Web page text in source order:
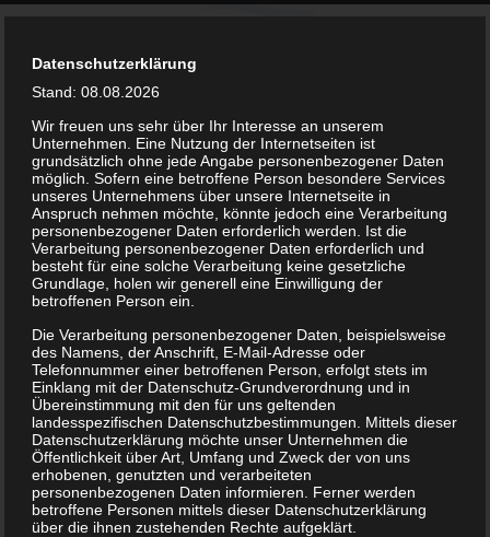
kontakt@bsv-lockwitzgrund.de
Phoenix Kids
6 Jahre bis 11 Jahre
Datenschutzerklärung
Stand: 08.08.2026
Wir freuen uns sehr über Ihr Interesse an unserem
Unternehmen. Eine Nutzung der Internetseiten ist
grundsätzlich ohne jede Angabe personenbezogener Daten
möglich. Sofern eine betroffene Person besondere Services
unseres Unternehmens über unsere Internetseite in
Anspruch nehmen möchte, könnte jedoch eine Verarbeitung
personenbezogener Daten erforderlich werden. Ist die
Verarbeitung personenbezogener Daten erforderlich und
besteht für eine solche Verarbeitung keine gesetzliche
Grundlage, holen wir generell eine Einwilligung der
betroffenen Person ein.
Die Verarbeitung personenbezogener Daten, beispielsweise
des Namens, der Anschrift, E-Mail-Adresse oder
Telefonnummer einer betroffenen Person, erfolgt stets im
Einklang mit der Datenschutz-Grundverordnung und in
Übereinstimmung mit den für uns geltenden
landesspezifischen Datenschutzbestimmungen. Mittels dieser
Datenschutzerklärung möchte unser Unternehmen die
Öffentlichkeit über Art, Umfang und Zweck der von uns
erhobenen, genutzten und verarbeiteten
personenbezogenen Daten informieren. Ferner werden
betroffene Personen mittels dieser Datenschutzerklärung
über die ihnen zustehenden Rechte aufgeklärt.